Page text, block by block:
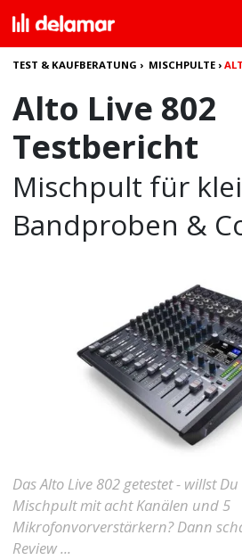
TEST & KAUFBERATUNG › MISCHPULTE ›
Alto Live 802
Testbericht
Mischpult für
Bandproben &
Das Alto Live 802 getestet - willst
Mischpult mit acht Kanälen und 5
Mikrofonvorverstärkern? Dann
Review ...